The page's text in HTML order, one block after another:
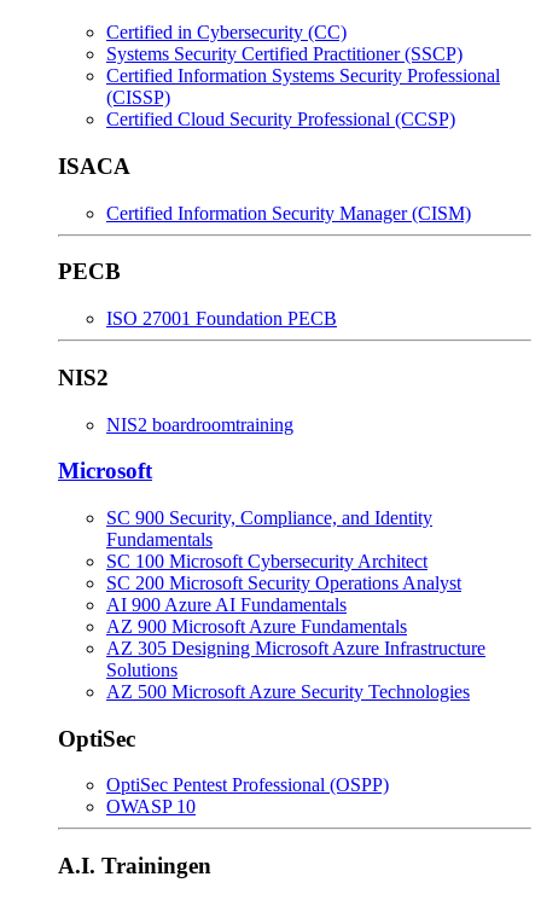
Certified in Cybersecurity (CC)
Systems Security Certified Practitioner (SSCP)
Certified Information Systems Security Professional
(CISSP)
Certified Cloud Security Professional (CCSP)
ISACA
Certified Information Security Manager (CISM)
PECB
ISO 27001 Foundation PECB
NIS2
NIS2 boardroomtraining
Microsoft
SC 900 Security, Compliance, and Identity
Fundamentals
SC 100 Microsoft Cybersecurity Architect
SC 200 Microsoft Security Operations Analyst
AI 900 Azure AI Fundamentals
AZ 900 Microsoft Azure Fundamentals
AZ 305 Designing Microsoft Azure Infrastructure
Solutions
AZ 500 Microsoft Azure Security Technologies
OptiSec
OptiSec Pentest Professional (OSPP)
OWASP 10
A.I. Trainingen